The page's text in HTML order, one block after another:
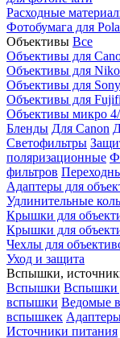
Расходные
Фотобумага для
Объективы Все
Объективы для
Объективы для
Объективы для
Объективы для
Объективы микро
Бленды Для Canon
Светофильтры
поляризационные
фильтров
Адаптеры для
Удлинительные
Крышки для
Крышки для
Чехлы для
Уход и защита
Вспышки,
Вспышки Вспышки
вспышки Ведомые
вспышкек
Источники питания